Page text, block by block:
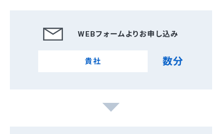
WEBフォームよりお申し込み
貴社 数分